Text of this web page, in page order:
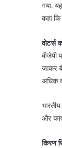
गया.
कहा
वोटर्स
बीजेपी
जाकर
अधिक
और
किरण